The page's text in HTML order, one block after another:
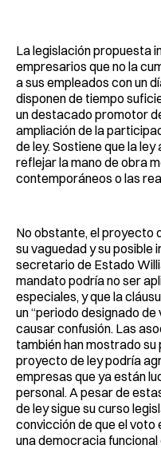
La legislación propuesta
empresarios que no la
a sus empleados con un
disponen de tiempo
un destacado promotor
ampliación de la
de ley. Sostiene que la
reflejar la mano de obra
contemporáneos o las
No obstante, el proyecto
su vaguedad y su posible
secretario de Estado
mandato podría no ser
especiales, y que la
un “periodo designado
causar confusión. Las
también han mostrado
proyecto de ley podría
empresas que ya están
personal. A pesar de
de ley sigue su curso
convicción de que el
una democracia